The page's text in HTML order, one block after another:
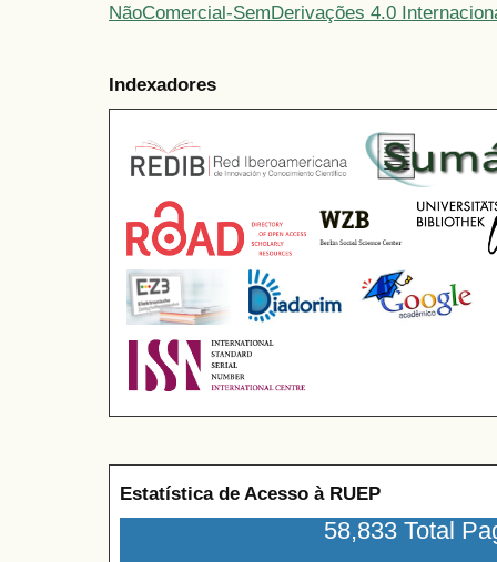
NãoComercial-SemDerivações 4.0
Indexadores
Estatística de Acesso à RUEP
58,833 Total